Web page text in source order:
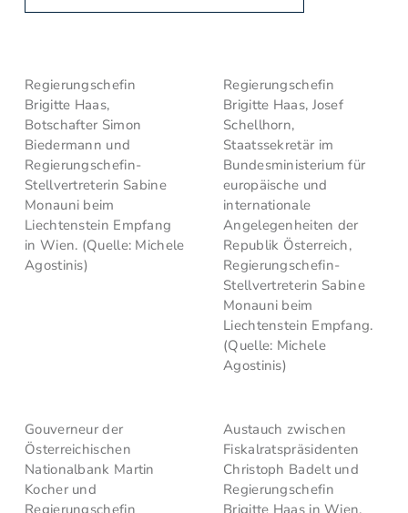
Regierungschefin
Brigitte Haas,
Botschafter Simon
Biedermann und
Regierungschefin-
Stellvertreterin Sabine
Monauni beim
Liechtenstein Empfang
in Wien. (Quelle: Michele
Agostinis)
Regierungschefin
Brigitte Haas, Josef
Schellhorn,
Staatssekretär im
Bundesministerium für
europäische und
internationale
Angelegenheiten der
Republik Österreich,
Regierungschefin-
Stellvertreterin Sabine
Monauni beim
Liechtenstein Empfang.
(Quelle: Michele
Agostinis)
Gouverneur der
Österreichischen
Nationalbank Martin
Kocher und
Regierungschefin
Austauch zwischen
Fiskalratspräsidenten
Christoph Badelt und
Regierungschefin
Brigitte Haas in Wien.